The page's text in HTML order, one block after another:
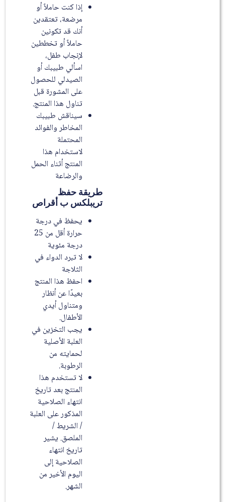
إذا كنت حاملاً أو
مرضعة، تعتقدين
أنك قد تكونين
حاملاً أو تخططين
لإنجاب طفل،
اسألي طبيبك أو
الصيدلي للحصول
على المشورة قبل
تناول هذا المنتج.
سيناقش طبيبك
المخاطر والفوائد
المحتملة
لاستخدام هذا
المنتج أثناء الحمل
والرضاعة
طريقة حفظ
تريبلكس ب أقراص
يحفظ في درجة
حرارة أقل من 25
درجة مئوية
لا تبرد الدواء في
الثلاجة
احفظ هذا المنتج
بعيدًا عن أنظار
ومتناول أيدي
الأطفال.
يجب التخزين في
العلبة الأصلية
لحمايته من
الرطوبة.
لا تستخدم هذا
المنتج بعد تاريخ
انتهاء الصلاحية
المذكور على العلبة
/ الشريط /
الملصق. يشير
تاريخ انتهاء
الصلاحية إلى
اليوم الأخير من
الشهر.